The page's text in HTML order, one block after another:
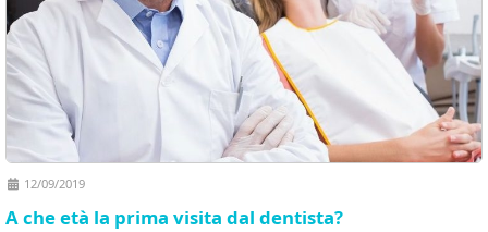
12/09/2019
A che età la prima visita dal dentista?